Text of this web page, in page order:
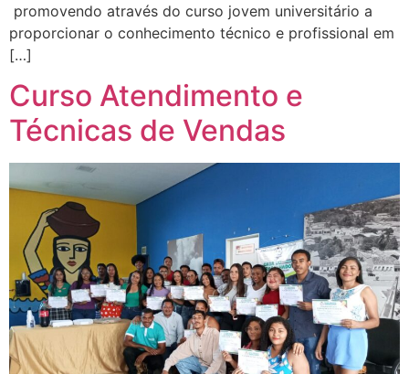
promovendo através do curso jovem universitário a
proporcionar o conhecimento técnico e profissional em
[…]
Curso Atendimento e
Técnicas de Vendas